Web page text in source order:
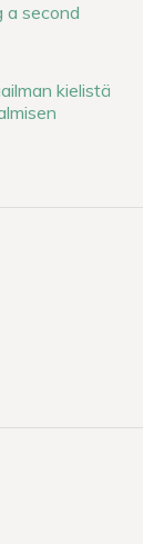
a second
kielistä